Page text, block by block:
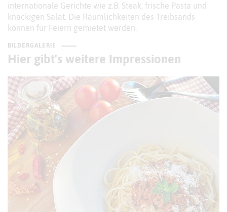
internationale Gerichte wie z.B. Steak, frische Pasta und
knackigen Salat. Die Räumlichkeiten des Treibsands
können für Feiern gemietet werden.
BILDERGALERIE
Hier gibt's weitere Impressionen